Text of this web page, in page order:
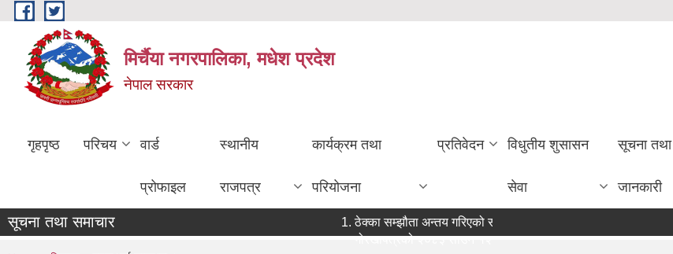
Skip to main content
मिर्चैया नगरपालिका, मधेश प्रदेश
नेपाल सरकार
गृहपृष्ठ परिचय वार्ड
प्रोफाइल
स्थानीय
राजपत्र
कार्यक्रम तथा
परियोजना
प्रतिवेदन विधुतीय शुसासन
सेवा
सूचना तथा
जानकारी
सूचना तथा समाचार
ठेक्का सम्झौता अन्तय गरिएको सम्बन्धी सूचना ।
गोरखापत्रको २०८३ साउन १२ गते मा सूचना प्रकाशन ।